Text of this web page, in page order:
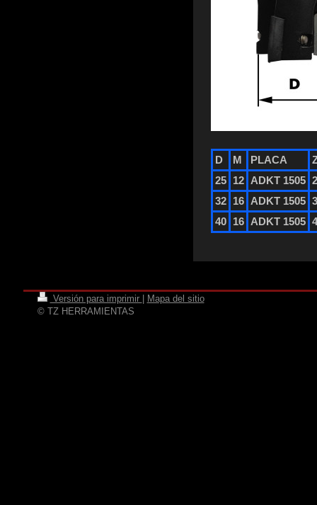
D M PLACA
25 12 ADKT 1505
32 16 ADKT 1505
40 16 ADKT 1505
Versión para imprimir
Mapa del sitio
© TZ HERRAMIENTAS